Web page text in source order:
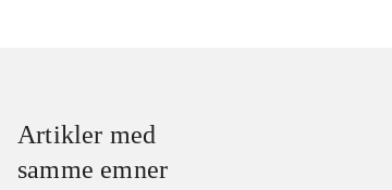
Artikler med
samme emner